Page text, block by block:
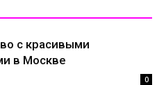
с красивыми
в Москве
0